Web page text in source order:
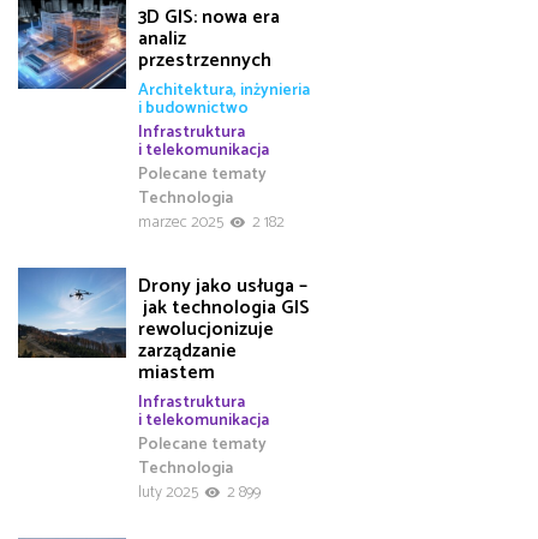
3D GIS: nowa era
analiz
przestrzennych
Architektura, inżynieria
i budownictwo
Infrastruktura
i telekomunikacja
Polecane tematy
Technologia
marzec 2025
2 182
Drony jako usługa –
jak technologia GIS
rewolucjonizuje
zarządzanie
miastem
Infrastruktura
i telekomunikacja
Polecane tematy
Technologia
luty 2025
2 899